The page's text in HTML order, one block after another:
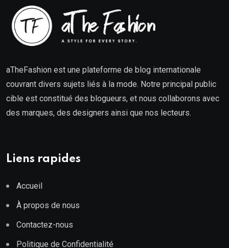
aTheFashion est une plateforme de blog internationale
couvrant divers sujets liés à la mode. Notre principal public
cible est constitué des blogueurs, et nous collaborons avec
des marques, des designers ainsi que nos lecteurs.
Liens rapides
Accueil
À propos de nous
Contactez-nous
Politique de Confidentialité